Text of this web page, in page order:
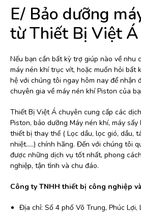
E/ Bảo dưỡng
từ Thiết Bị Việt Á
Nếu bạn cần bất kỳ trợ giúp nào về nhu
máy nén khí trục vít, hoặc muốn hỏi bất
hệ với chúng tôi ngay hôm nay để nhận
chuyên gia về máy nén khí Piston của
Thiết Bị Việt Á chuyên cung cấp các
Piston, bảo dưỡng Máy nén khí, máy
thiết bị thay thế ( Lọc dầu, lọc gió, dầu,
nhiệt…..) chính hãng. Đến với chúng tôi
được những dịch vụ tốt nhất, phong
nghiệp, tận tình và chu đáo.
Công ty TNHH thiết bị công nghiệp
Địa chỉ: Số 4 phố Võ Trung, Phúc Lợi,